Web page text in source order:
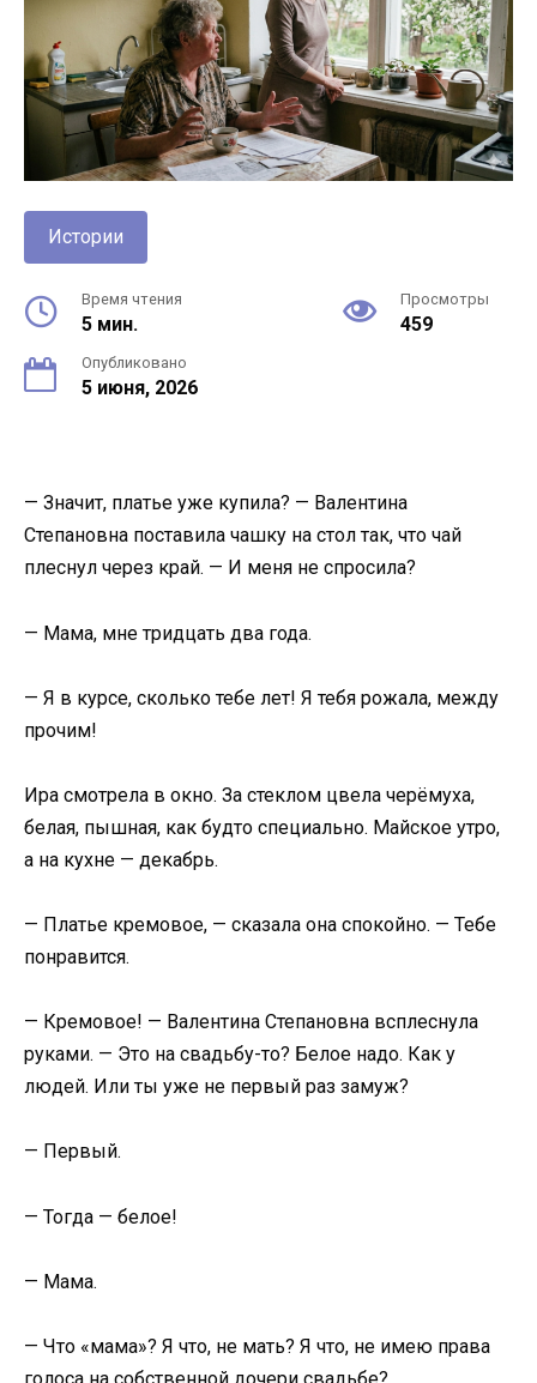
Истории
Время чтения
5 мин.
Просмотры
459
Опубликовано
5 июня, 2026
— Значит, платье уже купила? — Валентина
Степановна поставила чашку на стол так, что чай
плеснул через край. — И меня не спросила?
— Мама, мне тридцать два года.
— Я в курсе, сколько тебе лет! Я тебя рожала, между
прочим!
Ира смотрела в окно. За стеклом цвела черёмуха,
белая, пышная, как будто специально. Майское утро,
а на кухне — декабрь.
— Платье кремовое, — сказала она спокойно. — Тебе
понравится.
— Кремовое! — Валентина Степановна всплеснула
руками. — Это на свадьбу-то? Белое надо. Как у
людей. Или ты уже не первый раз замуж?
— Первый.
— Тогда — белое!
— Мама.
— Что «мама»? Я что, не мать? Я что, не имею права